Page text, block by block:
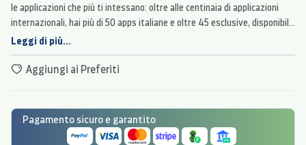
le applicazioni che più ti intessano: oltre alle centinaia di applicazioni
internazionali, hai più di 50 apps italiane e oltre 45 esclusive, disponibili
solo sui TV Samsung.
Leggi di più...
Aggiungi ai Preferiti
Pagamento sicuro e garantito